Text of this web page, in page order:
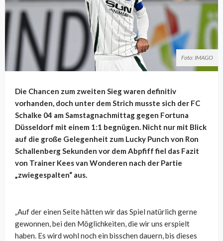
Foto: IMAGO
Die Chancen zum zweiten Sieg waren definitiv
vorhanden, doch unter dem Strich musste sich der FC
Schalke 04 am Samstagnachmittag gegen Fortuna
Düsseldorf mit einem 1:1 begnügen. Nicht nur mit Blick
auf die große Gelegenheit zum Lucky Punch von Ron
Schallenberg Sekunden vor dem Abpfiff fiel das Fazit
von Trainer Kees van Wonderen nach der Partie
„zwiegespalten“ aus.
„Auf der einen Seite hätten wir das Spiel natürlich gerne
gewonnen, bei den Möglichkeiten, die wir uns erspielt
haben. Es wird wohl noch ein bisschen dauern, bis dieses